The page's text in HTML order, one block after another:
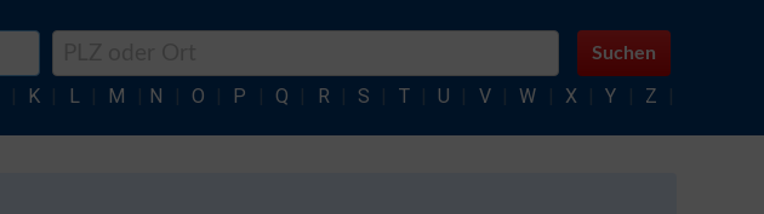
Suchen
K L M N O P Q R S T U V W X Y Z